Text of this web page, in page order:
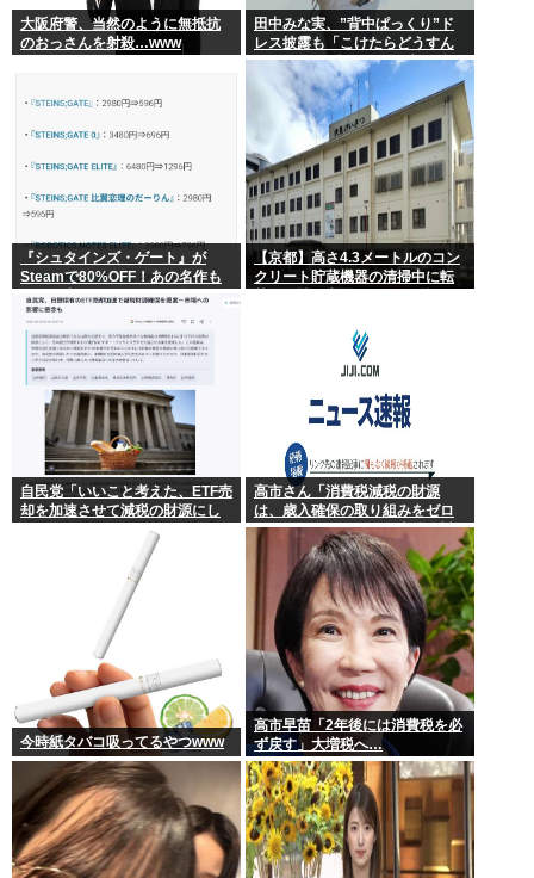
大阪府警、当然のように無抵抗
のおっさんを射殺…www
田中みな実、”背中ぱっくり”ド
レス披露も「こけたらどうすん
の？」10cm超ヒールに心配続
出…妊婦期間も”おしゃれ優
先”で問われた意識
『シュタインズ・ゲート』が
Steamで80%OFF！あの名作も
セール中！ケンモメン…急
げ…！
【京都】高さ4.3メートルのコン
クリート貯蔵機器の清掃中に転
自民党「いいこと考えた、ETF売
却を加速させて減税の財源にし
高市さん「消費税減税の財源
は、歳入確保の取り組みをゼロ
ベースで進めることで十分に対
応できる」サナ、有能
今時紙タバコ吸ってるやつwww
高市早苗「2年後には消費税を必
ず戻す」大増税へ…